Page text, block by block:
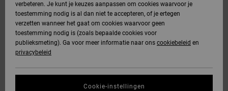
verbeteren. Je kunt je keuzes aanpassen om cookies waarvoor je
toestemming nodig is al dan niet te accepteren, of je ertegen
verzetten wanneer het gaat om cookies waarvoor geen
toestemming nodig is (zoals bepaalde cookies voor
publieksmeting). Ga voor meer informatie naar ons cookiebeleid en
privacybeleid
Cookie-instellingen